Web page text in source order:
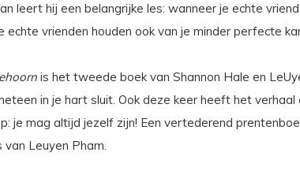
leert hij een belangrijke les: wanneer je echte
echte vrienden houden ook van je minder perfecte
is het tweede boek van Shannon Hale en
in je hart sluit. Ook deze keer heeft het verhaal
je mag altijd jezelf zijn! Een vertederend
van Leuyen Pham.